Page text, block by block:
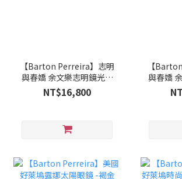
【Barton Perreira】志明
與春嬌 余文樂志明鏡光學
眼鏡 - 綠玳瑁 BP
BRONSKI-FEG
NT$16,800
【
與春嬌
眼鏡 -